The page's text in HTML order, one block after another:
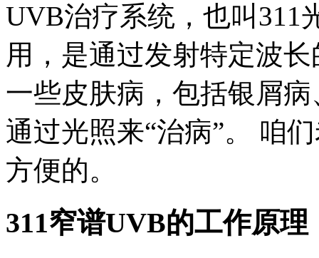
UVB治疗系统，也叫311
用，是通过发射特定波
一些皮肤病，包括银屑
通过光照来“治病”。 咱
方便的。
311窄谱UVB的工作原理